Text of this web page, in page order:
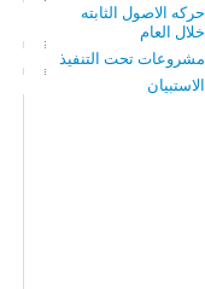
حركه الاصول الثابته
خلال العام
مشروعات تحت التنفيذ
الاستبيان